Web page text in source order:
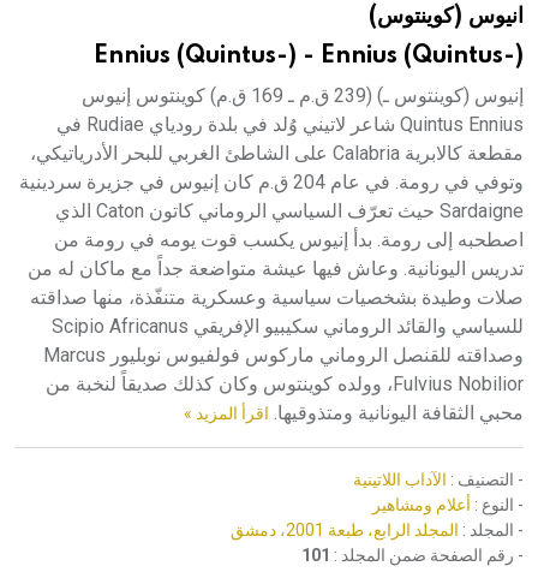
هيئة الموسوعة العربية تطلق موسوعات جديدة في عام 2026انيوس (كوينتوس)
Ennius (Quintus-) - Ennius (Quintus-)
إنيوس (كوينتوس ـ) (239 ق.م ـ 169 ق.م) كوينتوس إنيوس
Quintus Ennius شاعر لاتيني وُلد في بلدة رودياي Rudiae في
مقطعة كالابرية Calabria على الشاطئ الغربي للبحر الأدرياتيكي،
وتوفي في رومة. في عام 204 ق.م كان إنيوس في جزيرة سردينية
Sardaigne حيث تعرّف السياسي الروماني كاتون Caton الذي
اصطحبه إلى رومة. بدأ إنيوس يكسب قوت يومه في رومة من
تدريس اليونانية. وعاش فيها عيشة متواضعة جداً مع ماكان له من
صلات وطيدة بشخصيات سياسية وعسكرية متنفّذة، منها صداقته
للسياسي والقائد الروماني سكيبيو الإفريقي Scipio Africanus
وصداقته للقنصل الروماني ماركوس فولفيوس نوبليور Marcus
Fulvius Nobilior، وولده كوينتوس وكان كذلك صديقاً لنخبة من
محبي الثقافة اليونانية ومتذوقيها. اقرأ المزيد »
- التصنيف : الآداب اللاتينية
- النوع : أعلام ومشاهير
- المجلد : المجلد الرابع، طبعة 2001، دمشق
- رقم الصفحة ضمن المجلد : 101